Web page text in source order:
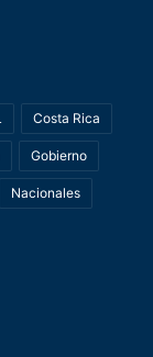
Costa Rica
Gobierno
Nacionales